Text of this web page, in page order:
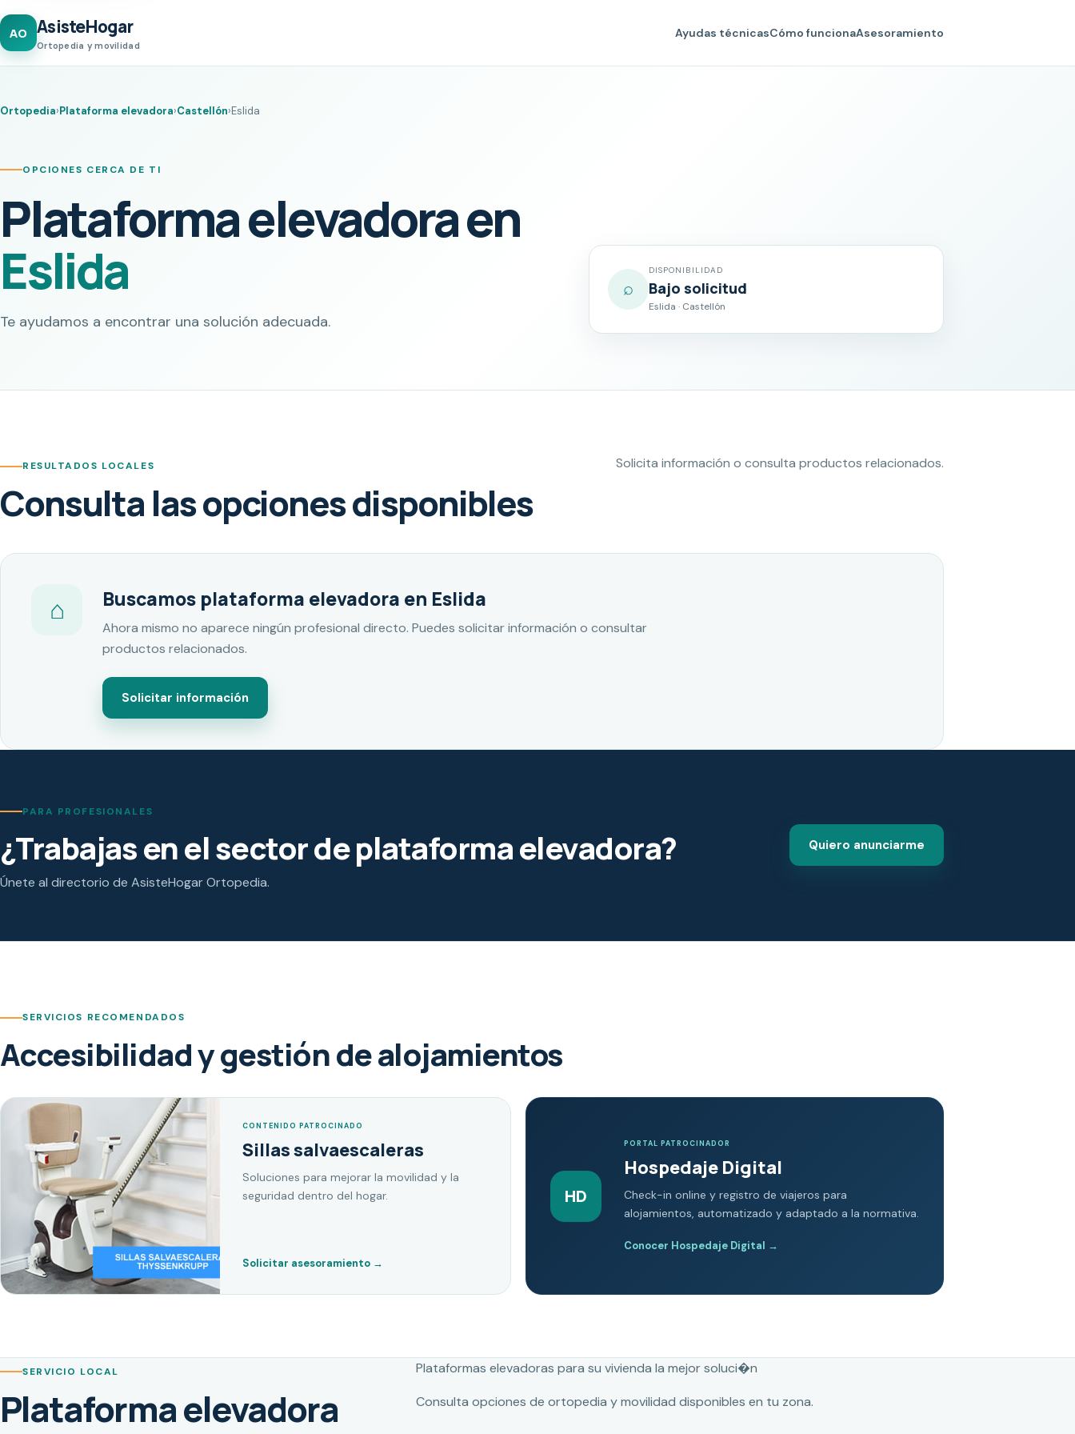
AO AsisteHogar
Ortopedia y movilidad
Ayudas técnicasCómo funcionaAsesoramiento
Ortopedia›Plataforma elevadora›Castellón›Eslida
OPCIONES CERCA DE TI
Plataforma elevadora en
Eslida
Te ayudamos a encontrar una solución adecuada.
⌕
DISPONIBILIDAD
Bajo solicitud
Eslida · Castellón
RESULTADOS LOCALES
Consulta las opciones disponibles
Solicita información o consulta productos relacionados.
⌂ Buscamos plataforma elevadora en Eslida
Ahora mismo no aparece ningún profesional directo. Puedes solicitar información o consultar
productos relacionados.
Solicitar información
PARA PROFESIONALES
¿Trabajas en el sector de plataforma elevadora?
Únete al directorio de AsisteHogar Ortopedia.
Quiero anunciarme
SERVICIOS RECOMENDADOS
Accesibilidad y gestión de alojamientos
CONTENIDO PATROCINADO
Sillas salvaescaleras
Soluciones para mejorar la movilidad y la
seguridad dentro del hogar.
Solicitar asesoramiento →
HD
PORTAL PATROCINADOR
Hospedaje Digital
Check-in online y registro de viajeros para
alojamientos, automatizado y adaptado a la normativa.
Conocer Hospedaje Digital →
SERVICIO LOCAL
Plataforma elevadora
Plataformas elevadoras para su vivienda la mejor soluci�n
Consulta opciones de ortopedia y movilidad disponibles en tu zona.